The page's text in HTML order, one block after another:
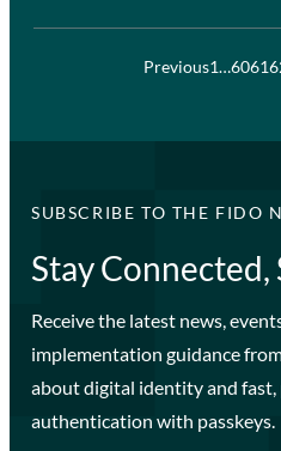
Previous1…6061
SUBSCRIBE TO THE FIDO
Stay Connected,
Receive the latest news,
implementation guidance
about digital identity and
authentication with passkeys.